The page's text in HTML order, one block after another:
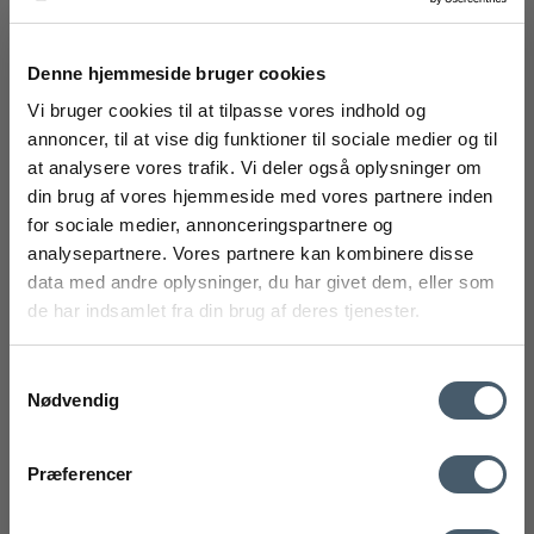
Denne hjemmeside bruger cookies
Vi bruger cookies til at tilpasse vores indhold og
annoncer, til at vise dig funktioner til sociale medier og til
at analysere vores trafik. Vi deler også oplysninger om
din brug af vores hjemmeside med vores partnere inden
for sociale medier, annonceringspartnere og
analysepartnere. Vores partnere kan kombinere disse
data med andre oplysninger, du har givet dem, eller som
de har indsamlet fra din brug af deres tjenester.
Nødvendig
Præferencer
FÅ 20% RABAT
*Din rabat kan ikke bruges på i forvejen nedsatte varer eller på
produkter fra Rocket
.